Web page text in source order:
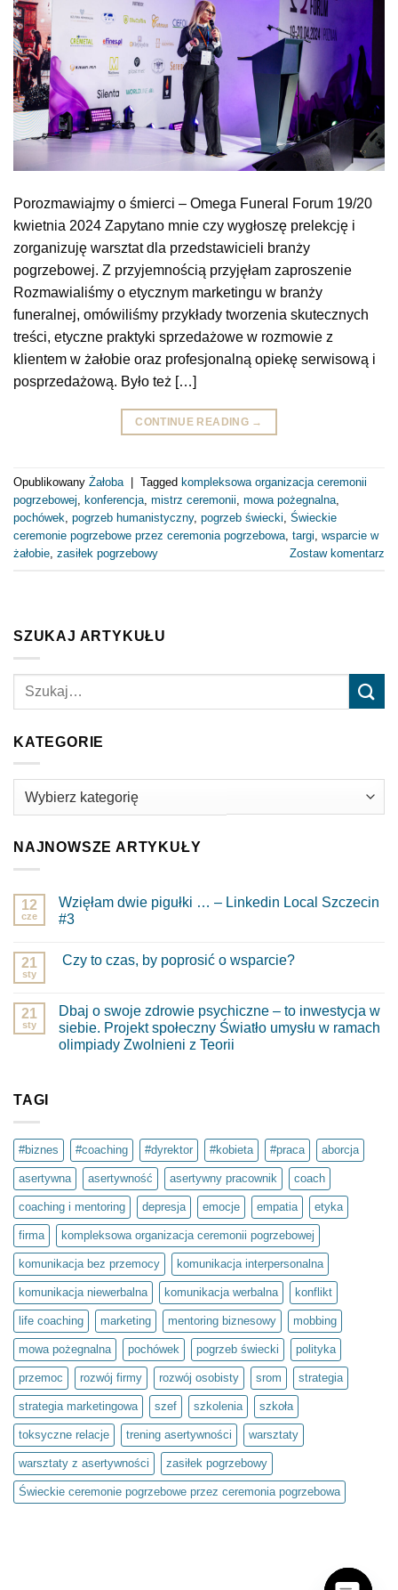
Porozmawiajmy o śmierci – Omega Funeral Forum 19/20
kwietnia 2024 Zapytano mnie czy wygłoszę prelekcję i
zorganizuję warsztat dla przedstawicieli branży
pogrzebowej. Z przyjemnością przyjęłam zaproszenie
Rozmawialiśmy o etycznym marketingu w branży
funeralnej, omówiliśmy przykłady tworzenia skutecznych
treści, etyczne praktyki sprzedażowe w rozmowie z
klientem w żałobie oraz profesjonalną opiekę serwisową i
posprzedażową. Było też […]
CONTINUE READING →
Opublikowany Żałoba Tagged kompleksowa organizacja ceremonii
pogrzebowej, konferencja, mistrz ceremonii, mowa pożegnalna,
pochówek, pogrzeb humanistyczny, pogrzeb świecki, Świeckie
ceremonie pogrzebowe przez ceremonia pogrzebowa, targi, wsparcie w
żałobie, zasiłek pogrzebowy Zostaw komentarz
SZUKAJ ARTYKUŁU
KATEGORIE
Kategorie
NAJNOWSZE ARTYKUŁY
12
cze
Wzięłam dwie pigułki … – Linkedin Local Szczecin
#3
do
Wzięłam
…
–
Linkedin
Local
Szczecin
21
sty
Czy to czas, by poprosić o wsparcie?
Czy
to
czas,
by
21
sty
Dbaj o swoje zdrowie psychiczne – to inwestycja w
siebie. Projekt społeczny Światło umysłu w ramach
olimpiady Zwolnieni z Teorii
psychiczne
–
to
inwestycja
w
siebie.
Projekt
społeczny
Światło
umysłu
w
ramach
olimpiady
Zwolnieni
z
Teorii
TAGI
#biznes #coaching #dyrektor #kobieta #praca aborcja
asertywna asertywność asertywny pracownik coach
coaching i mentoring depresja emocje empatia etyka
firma kompleksowa organizacja ceremonii pogrzebowej
komunikacja bez przemocy komunikacja interpersonalna
komunikacja niewerbalna komunikacja werbalna konflikt
life coaching marketing mentoring biznesowy mobbing
mowa pożegnalna pochówek pogrzeb świecki polityka
przemoc rozwój firmy rozwój osobisty srom strategia
strategia marketingowa szef szkolenia szkoła
toksyczne relacje trening asertywności warsztaty
warsztaty z asertywności zasiłek pogrzebowy
Świeckie ceremonie pogrzebowe przez ceremonia pogrzebowa